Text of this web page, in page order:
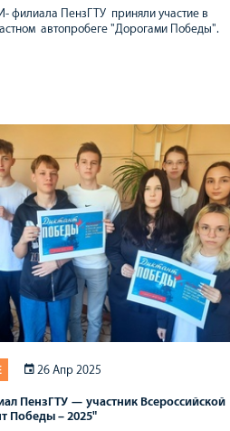
филиала ПензГТУ приняли участие в
автопробеге "Дорогами Победы".
26 Апр 2025
ПензГТУ — участник Всероссийской
Победы – 2025"